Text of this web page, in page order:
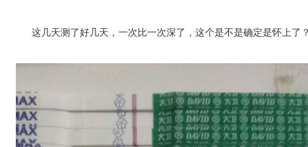
这几天测了好几天，一次比一次深了，这个是不是确定是怀上了